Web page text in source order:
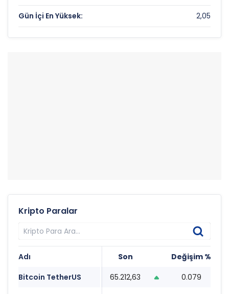
Gün İçi En Yüksek: 2,05
Kripto Paralar
Adı Son Değişim %
Bitcoin TetherUS
65.212,63 0.079